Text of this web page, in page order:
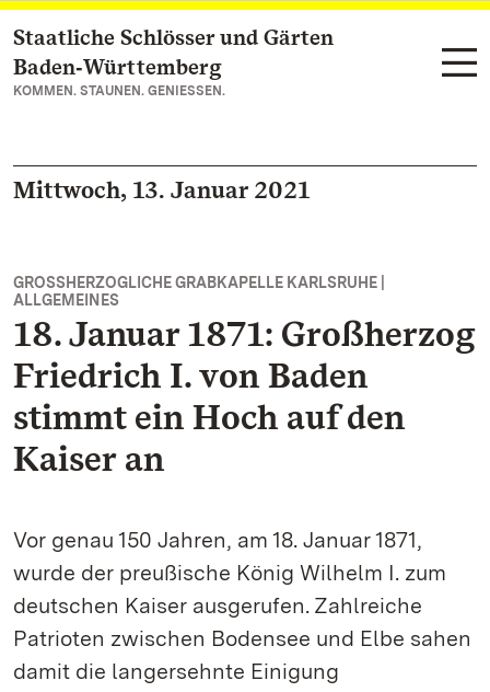
Zum Hauptinhalt springen
Staatliche Schlösser und Gärten
Baden‑Württemberg
KOMMEN. STAUNEN. GENIESSEN.
Mittwoch, 13. Januar 2021
GROSSHERZOGLICHE GRABKAPELLE KARLSRUHE |
ALLGEMEINES
18. Januar 1871: Großherzog
Friedrich I. von Baden
stimmt ein Hoch auf den
Kaiser an
Vor genau 150 Jahren, am 18. Januar 1871,
wurde der preußische König Wilhelm I. zum
deutschen Kaiser ausgerufen. Zahlreiche
Patrioten zwischen Bodensee und Elbe sahen
damit die langersehnte Einigung